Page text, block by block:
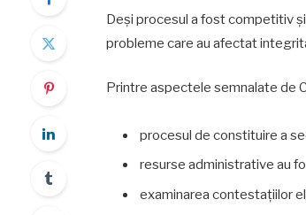
Deși procesul a fost competitiv
probleme care au afectat
Printre aspectele semnalate de
procesul de constituire a
resurse administrative au
examinarea contestațiilor